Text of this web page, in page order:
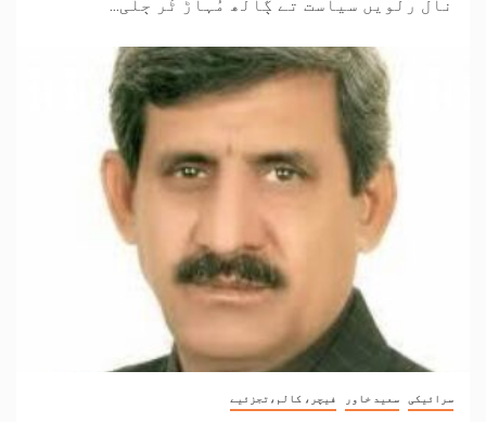
نال رلویں سیاست تے ڳالھ مُہاڑ ٹُر ڄلی...
سرائیکی سعید خاور فیچر، کالم،تجزئیے